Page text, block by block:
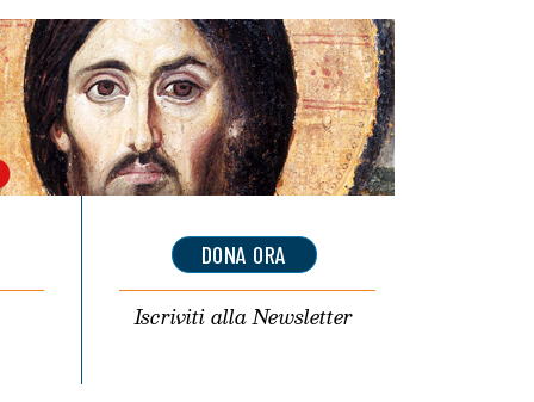
DONA ORA
Iscriviti allaNewsletter